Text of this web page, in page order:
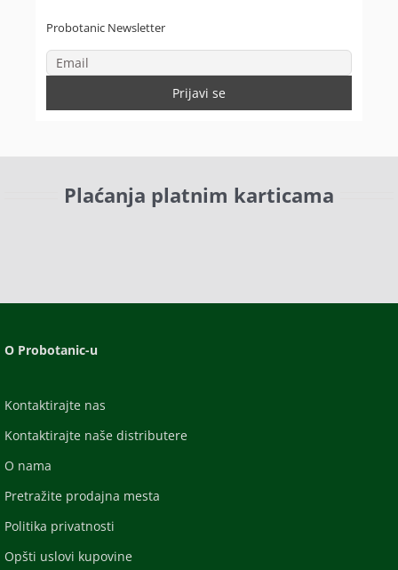
Probotanic Newsletter
Plaćanja platnim karticama
O Probotanic-u
Kontaktirajte nas
Kontaktirajte naše distributere
O nama
Pretražite prodajna mesta
Politika privatnosti
Opšti uslovi kupovine